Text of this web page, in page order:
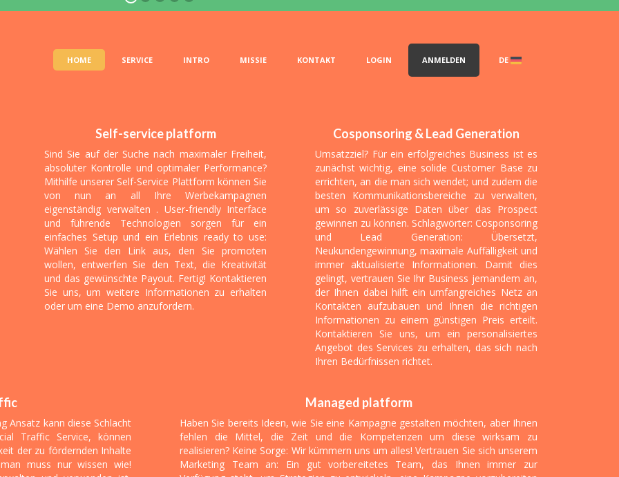
HOME SERVICE INTRO MISSIE KONTAKT LOGIN ANMELDEN DE
PAGAMENTI IMMEDIATI
proprietari delle Vostre revenue; Pagamenti sicuri a cadenza
o mensile, perchè i Vostri utili sono una nostra priorità.
Self-service platform
Sind Sie auf der Suche nach maximaler Freiheit,
absoluter Kontrolle und optimaler Performance?
Mithilfe unserer Self-Service Plattform können Sie
von nun an all Ihre Werbekampagnen
eigenständig verwalten . User-friendly Interface
und führende Technologien sorgen für ein
einfaches Setup und ein Erlebnis ready to use:
Wählen Sie den Link aus, den Sie promoten
wollen, entwerfen Sie den Text, die Kreativität
und das gewünschte Payout. Fertig! Kontaktieren
Sie uns, um weitere Informationen zu erhalten
oder um eine Demo anzufordern.
Cosponsoring & Lead Generation
Umsatzziel? Für ein erfolgreiches Business ist es
zunächst wichtig, eine solide Customer Base zu
errichten, an die man sich wendet; und zudem die
besten Kommunikationsbereiche zu verwalten,
um so zuverlässige Daten über das Prospect
gewinnen zu können. Schlagwörter: Cosponsoring
und Lead Generation: Übersetzt,
Neukundengewinnung, maximale Auffälligkeit und
immer aktualisierte Informationen. Damit dies
gelingt, vertrauen Sie Ihr Business jemandem an,
der Ihnen dabei hilft ein umfangreiches Netz an
Kontakten aufzubauen und Ihnen die richtigen
Informationen zu einem günstigen Preis erteilt.
Kontaktieren Sie uns, um ein personalisiertes
Angebot des Services zu erhalten, das sich nach
Ihren Bedürfnissen richtet.
Ansatz kann diese Schlacht
Traffic Service, können
der zu fördernden Inhalte
muss nur wissen wie!
Managed platform
Haben Sie bereits Ideen, wie Sie eine Kampagne gestalten möchten, aber Ihnen
fehlen die Mittel, die Zeit und die Kompetenzen um diese wirksam zu
realisieren? Keine Sorge: Wir kümmern uns um alles! Vertrauen Sie sich unserem
Marketing Team an: Ein gut vorbereitetes Team, das Ihnen immer zur